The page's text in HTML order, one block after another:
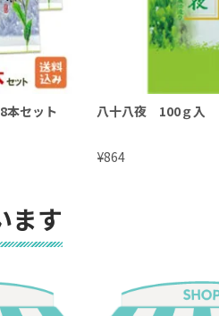
本セット 八十八夜 100ｇ入
¥864
ます